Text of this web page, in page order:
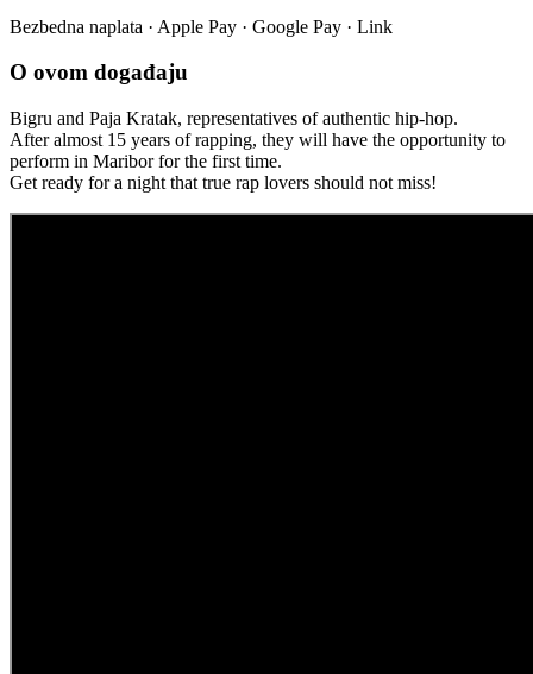
Bezbedna naplata · Apple Pay · Google Pay · Link
O ovom događaju
Bigru and Paja Kratak, representatives of authentic hip-hop.
After almost 15 years of rapping, they will have the opportunity to
perform in Maribor for the first time.
Get ready for a night that true rap lovers should not miss!